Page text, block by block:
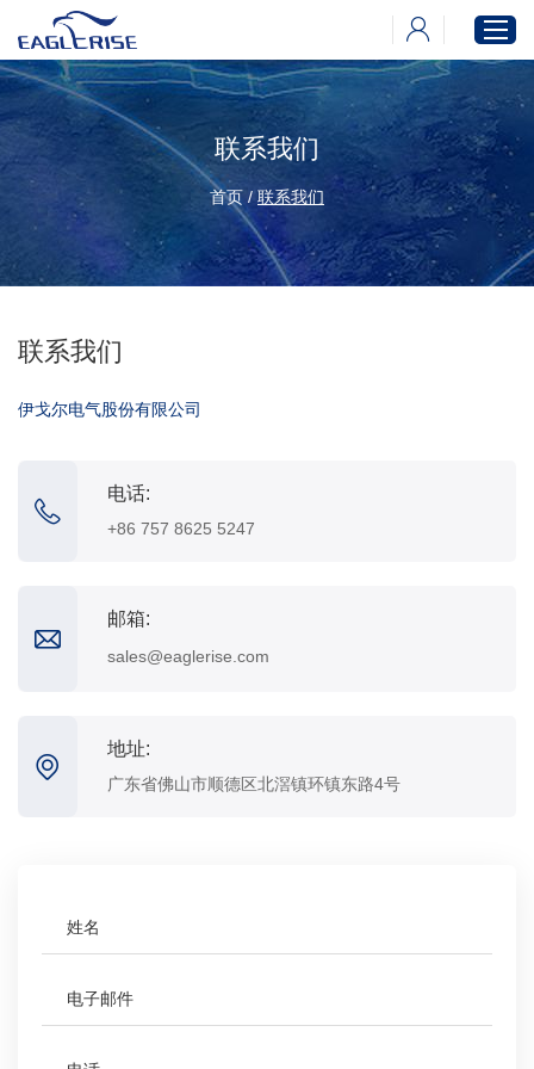
首页
产品中心
新闻中心
下载中心
联系我们
首页 / 联系我们
联系我们
伊戈尔电气股份有限公司
电话:
+86 757 8625 5247
邮箱:
sales@eaglerise.com
地址:
广东省佛山市顺德区北滘镇环镇东路4号